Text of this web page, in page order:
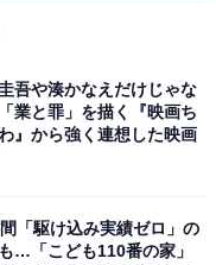
吾や湊かなえだけじゃな
業と罪」を描く『映画ち
』から強く連想した映画
「駆け込み実績ゼロ」の
…「こども110番の家」